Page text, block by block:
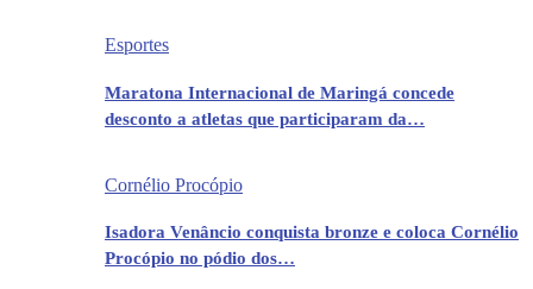
Esportes
Maratona Internacional de Maringá concede
desconto a atletas que participaram da…
Cornélio Procópio
Isadora Venâncio conquista bronze e coloca Cornélio
Procópio no pódio dos…